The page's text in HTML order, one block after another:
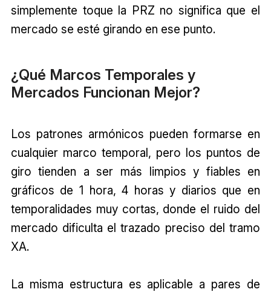
simplemente toque la PRZ no significa que el
mercado se esté girando en ese punto.
¿Qué Marcos Temporales y
Mercados Funcionan Mejor?
Los patrones armónicos pueden formarse en
cualquier marco temporal, pero los puntos de
giro tienden a ser más limpios y fiables en
gráficos de 1 hora, 4 horas y diarios que en
temporalidades muy cortas, donde el ruido del
mercado dificulta el trazado preciso del tramo
XA.
La misma estructura es aplicable a pares de